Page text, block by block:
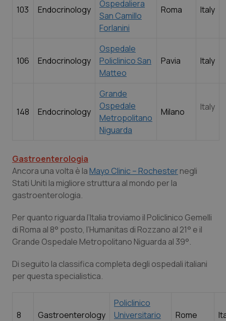
103 Endocrinology
Ospedaliera
San Camillo
Forlanini
Roma Italy
106 Endocrinology
Ospedale
Policlinico San
Matteo
Pavia Italy
148 Endocrinology
Grande
Ospedale
Metropolitano
Niguarda
Milano Italy
Gastroenterologia
Ancora una volta è laMayo Clinic – Rochesternegli
Stati Uniti la migliore struttura al mondo per la
gastroenterologia.
Per quanto riguarda l’Italia troviamo il Policlinico Gemelli
di Roma al 8° posto, l’Humanitas di Rozzano al 21° e il
Grande Ospedale Metropolitano Niguarda al 39°.
Di seguito la classifica completa degli ospedali italiani
per questa specialistica.
8 Gastroenterology
Policlinico
Universitario
Rome